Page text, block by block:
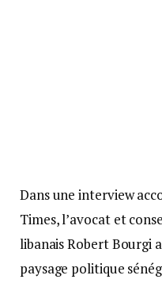
Dans une interview
Times, l’avocat et
libanais Robert Bourgi
paysage politique